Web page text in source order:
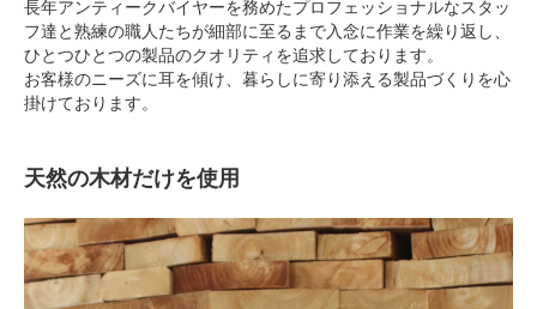
長年アンティークバイヤーを務めたプロフェッショナルなスタッ
フ達と熟練の職人たちが細部に至るまで入念に作業を繰り返し、
ひとつひとつの製品のクオリティを追求しております。
お客様のニーズに耳を傾け、暮らしに寄り添える製品づくりを心
掛けております。
天然の木材だけを使用